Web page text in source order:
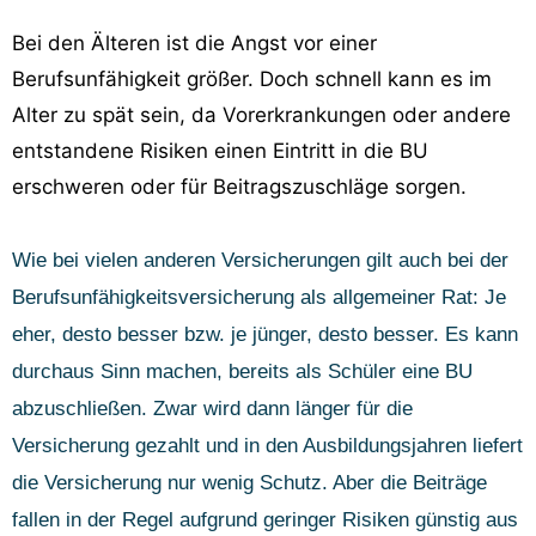
Bei den Älteren ist die Angst vor einer
Berufsunfähigkeit größer. Doch schnell kann es im
Alter zu spät sein, da Vorerkrankungen oder andere
entstandene Risiken einen Eintritt in die BU
erschweren oder für Beitragszuschläge sorgen.
Wie bei vielen anderen Versicherungen gilt auch bei der
Berufsunfähigkeitsversicherung als allgemeiner Rat: Je
eher, desto besser bzw. je jünger, desto besser. Es kann
durchaus Sinn machen, bereits als Schüler eine BU
abzuschließen. Zwar wird dann länger für die
Versicherung gezahlt und in den Ausbildungsjahren liefert
die Versicherung nur wenig Schutz. Aber die Beiträge
fallen in der Regel aufgrund geringer Risiken günstig aus